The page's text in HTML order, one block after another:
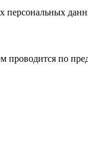
персональных
по